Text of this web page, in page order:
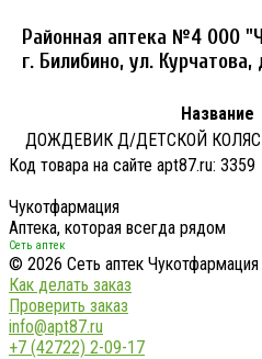
Районная аптека №4 ООО
г. Билибино, ул. Курчатова,
Название
ДОЖДЕВИК Д/ДЕТСКОЙ
Код товара на сайте apt87.ru: 3359
Чукотфармация
Аптека, которая всегда рядом
Сеть аптек
© 2026 Сеть аптек Чукотфармация
Как делать заказ
Проверить заказ
info@apt87.ru
+7 (42722) 2-09-17